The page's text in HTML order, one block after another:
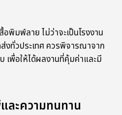
พิมพ์ลาย ไม่ว่าจะเป็นโรงงาน
งทั่วประเทศ ควรพิจารณาจาก
เพื่อให้ได้ผลงานที่คุ้มค่าและมี
ะความทนทาน